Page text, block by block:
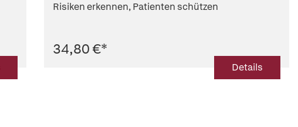
Risiken erkennen, Patienten schützen
34,80 €*
Details